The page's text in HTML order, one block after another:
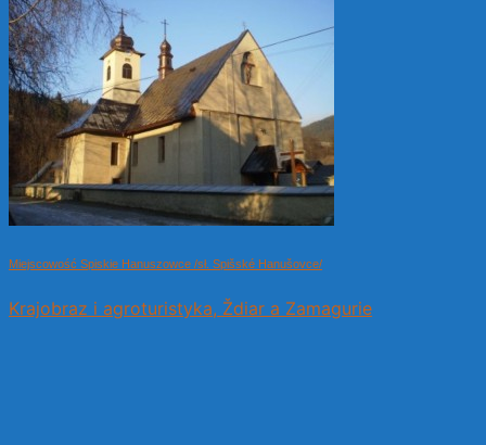
Search Button
Miejscowość Spiskie Hanuszowce /sł. Spišské Hanušovce/
Krajobraz i agroturistyka, Ždiar a Zamagurie